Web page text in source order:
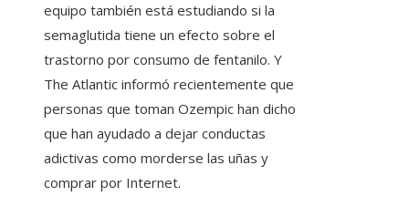
equipo también está estudiando si la
semaglutida tiene un efecto sobre el
trastorno por consumo de fentanilo. Y
The Atlantic informó recientemente que
personas que toman Ozempic han dicho
que han ayudado a dejar conductas
adictivas como morderse las uñas y
comprar por Internet.